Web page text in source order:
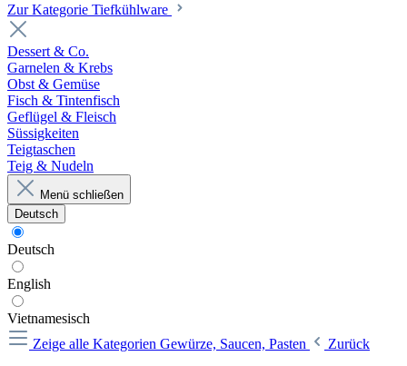
Zur Kategorie Tiefkühlware
Dessert & Co.
Garnelen & Krebs
Obst & Gemüse
Fisch & Tintenfisch
Geflügel & Fleisch
Süssigkeiten
Teigtaschen
Teig & Nudeln
Menü schließen
Deutsch
Deutsch
English
Vietnamesisch
Zeige alle Kategorien Gewürze, Saucen, Pasten
Zurück